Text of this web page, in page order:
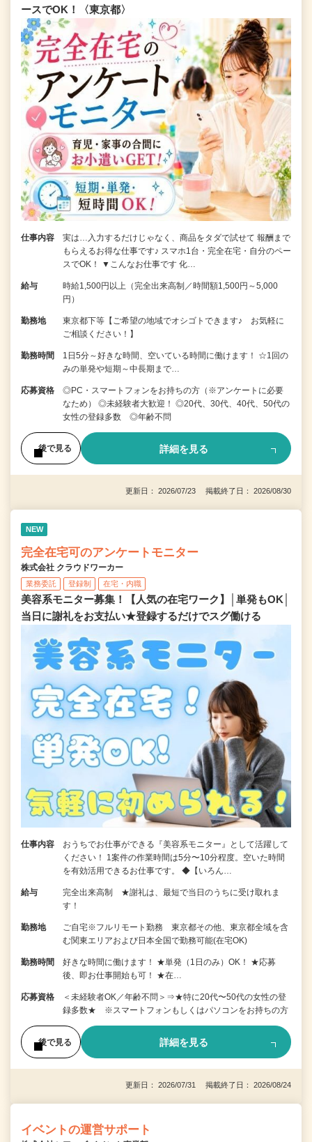
ースでOK！〈東京都〉
仕事内容
実は…入力するだけじゃなく、商品をタダで試せて 報酬まで
もらえるお得な仕事です♪ スマホ1台・完全在宅・自分のペー
スでOK！ ▼こんなお仕事です 化…
給与
時給1,500円以上（完全出来高制／時間額1,500円～5,000
円）
勤務地
東京都下等【ご希望の地域でオシゴトできます♪ お気軽に
ご相談ください！】
勤務時間
1日5分～好きな時間、空いている時間に働けます！ ☆1回の
みの単発や短期～中長期まで…
応募資格
◎PC・スマートフォンをお持ちの方（※アンケートに必要
なため） ◎未経験者大歓迎！ ◎20代、30代、40代、50代の
女性の登録多数 ◎年齢不問
後で見る 詳細を見る
更新日： 2026/07/23 掲載終了日： 2026/08/30
NEW
完全在宅可のアンケートモニター
株式会社 クラウドワーカー
業務委託 登録制 在宅・内職
美容系モニター募集！【人気の在宅ワーク】│単発もOK│
当日に謝礼をお支払い★登録するだけでスグ働ける
仕事内容
おうちでお仕事ができる『美容系モニター』として活躍して
ください！ 1案件の作業時間は5分〜10分程度。空いた時間
を有効活用できるお仕事です。 ◆【いろん…
給与
完全出来高制 ★謝礼は、最短で当日のうちに受け取れま
す！
勤務地
ご自宅※フルリモート勤務 東京都その他、東京都全域を含
む関東エリアおよび日本全国で勤務可能(在宅OK)
勤務時間
好きな時間に働けます！ ★単発（1日のみ）OK！ ★応募
後、即お仕事開始も可！ ★在…
応募資格
＜未経験者OK／年齢不問＞⇒★特に20代〜50代の女性の登
録多数★ ※スマートフォンもしくはパソコンをお持ちの方
後で見る 詳細を見る
更新日： 2026/07/31 掲載終了日： 2026/08/24
イベントの運営サポート